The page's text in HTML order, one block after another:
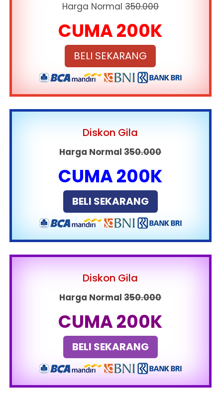
Harga Normal 350.000
CUMA 200K
BELI SEKARANG
Diskon Gila
Harga Normal350.000
CUMA 200K
BELI SEKARANG
Diskon Gila
Harga Normal350.000
CUMA 200K
BELI SEKARANG